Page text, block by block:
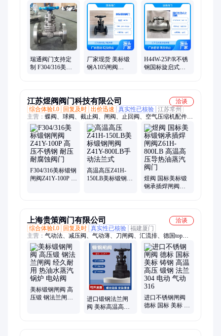
阀、美标闸阀、美标球阀、美标截止阀、美标止回阀、暗杆法兰
闸阀、不锈钢法兰闸阀、蒸汽疏水阀、氮气减压阀、氧气截止
阀、高平台球阀、三通球阀、硬密封球阀、下展式放料阀、上展
式放料阀、对夹式止回阀、对夹式球阀、不锈钢Y型过滤器、不
锈钢法兰球阀
瑞通阀门支持定
制 F304/316美标
厂家现货 美标锻
钢A105闸阀
H44W-25P/R不锈
钢国标旋启式止
江苏煜阀阀门科技有限公司
洽谈
综合体验L0
回复及时 出价迅速 真实性已核验 江苏常州
主营： 蝶阀、球阀、截止阀、闸阀、止回阀、空气压缩机配件、
水力控制阀、疏水阀、过滤器电磁阀、调节阀、莱斯LESER安全
阀、压缩机控制阀维修包、进气阀组、压力传感器、空压机储气
罐、排水器、排气阀、减压阀、针型阀、空气滤芯、温控阀、温
度传感器、旋塞阀、安全阀
F304/316美标锻钢
闸阀Z41Y-100P 高
高温高压Z41H-
150LB美标锻钢闸
煜阀 国标美标锻
钢承插焊闸阀
上海贵策阀门有限公司
洽谈
综合体验L0
回复及时 真实性已核验 福建厦门
主营： 气动法、减压阀、气动薄、刀闸阀、汇流排、德国top、
排污阀、减压器、电磁阀、截止阀、疏水阀、r72低压、池底
阀、止回阀、对夹蝶、平衡阀、二阀组、安全阀、流程泵、帽防
爆、逆止阀、过滤器、脉冲阀、冷凝泵、进口阀门
美标锻钢闸阀 高
压锻 钢法兰闸阀
进口锻钢法兰闸
阀 美标高温高压
进口不锈钢闸阀
德标 国标 美标 铸